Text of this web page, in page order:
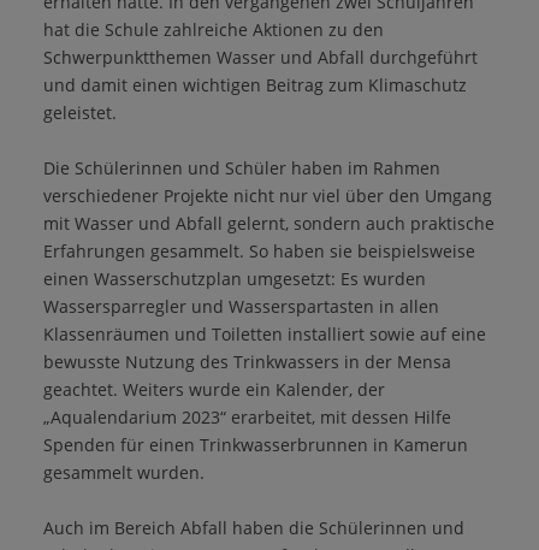
hat die Schule zahlreiche Aktionen zu den
Schwerpunktthemen Wasser und Abfall durchgeführt
und damit einen wichtigen Beitrag zum Klimaschutz
geleistet.
Die Schülerinnen und Schüler haben im Rahmen
verschiedener Projekte nicht nur viel über den Umgang
mit Wasser und Abfall gelernt, sondern auch praktische
Erfahrungen gesammelt. So haben sie beispielsweise
einen Wasserschutzplan umgesetzt: Es wurden
Wassersparregler und Wasserspartasten in allen
Klassenräumen und Toiletten installiert sowie auf eine
bewusste Nutzung des Trinkwassers in der Mensa
geachtet. Weiters wurde ein Kalender, der
„Aqualendarium 2023“ erarbeitet, mit dessen Hilfe
Spenden für einen Trinkwasserbrunnen in Kamerun
gesammelt wurden.
Auch im Bereich Abfall haben die Schülerinnen und